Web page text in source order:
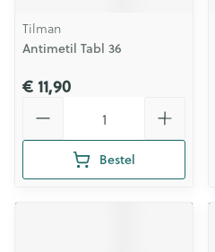
Tilman
Antimetil Tabl 36
€ 11,90
Bestel